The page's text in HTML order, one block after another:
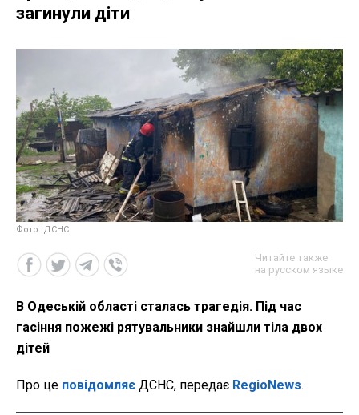
загинули діти
Фото: ДСНС
Читайте также
на русском языке
В Одеській області сталась трагедія. Під час
гасіння пожежі рятувальники знайшли тіла двох
дітей
Про це повідомляє ДСНС, передає RegioNews.